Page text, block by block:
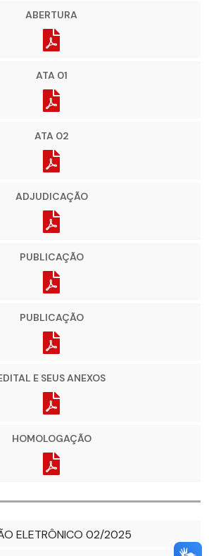
ABERTURA
ATA 01
ATA 02
ADJUDICAÇÃO
PUBLICAÇÃO
PUBLICAÇÃO
E SEUS ANEXOS
HOMOLOGAÇÃO
ELETRÔNICO 02/2025